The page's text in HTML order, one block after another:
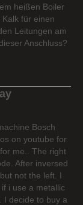
heißen Boiler
für einen
Leitungen am
Anschluss?
Bosch
on youtube for
me.. The right
After inversed
not the left. I
i use a metallic
I decide to buy a